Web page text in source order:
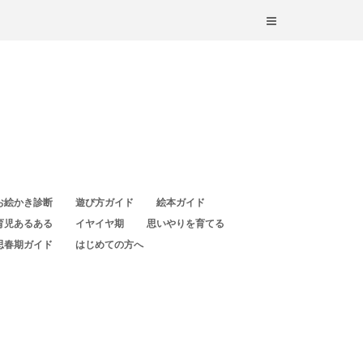
絵かき診断 遊び方ガイド
絵本ガイド
児あるある
イヤイヤ期
思いやりを育てる
春期ガイド
はじめての方へ